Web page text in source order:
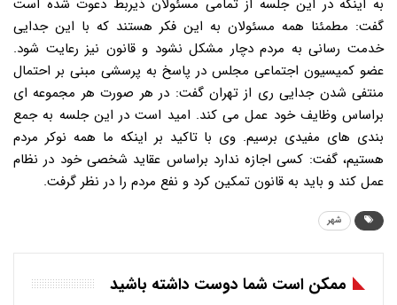
به اینکه در این جلسه از تمامی مسئولان ذیربط دعوت شده است
گفت: مطمئنا همه مسئولان به این فکر هستند که با این جدایی
خدمت رسانی به مردم دچار مشکل نشود و قانون نیز رعایت شود.
عضو کمیسیون اجتماعی مجلس در پاسخ به پرسشی مبنی بر احتمال
منتفی شدن جدایی ری از تهران گفت: در هر صورت هر مجموعه ای
براساس وظایف خود عمل می کند. امید است در این جلسه به جمع
بندی های مفیدی برسیم. وی با تاکید بر اینکه ما همه نوکر مردم
هستیم، گفت: کسی اجازه ندارد براساس عقاید شخصی خود در نظام
عمل کند و باید به قانون تمکین کرد و نفع مردم را در نظر گرفت.
شهر
ممکن است شما دوست داشته باشید